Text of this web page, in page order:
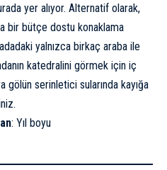
yer alıyor. Alternatif olarak,
bir bütçe dostu konaklama
yalnızca birkaç araba ile
katedralini görmek için iç
serinletici sularında kayığa
: Yıl boyu